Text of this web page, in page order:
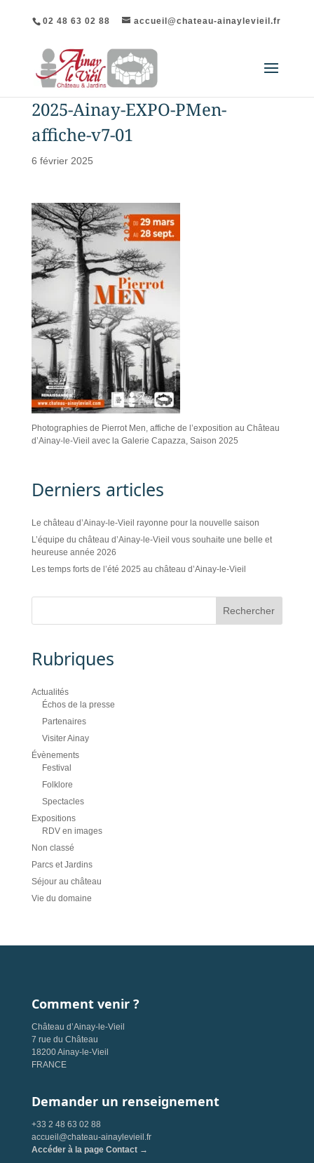
02 48 63 02 88 accueil@chateau-ainaylevieil.fr
2025-Ainay-EXPO-PMen-
affiche-v7-01
6 février 2025
Photographies de Pierrot Men, affiche de l’exposition au Château
d’Ainay-le-Vieil avec la Galerie Capazza, Saison 2025
Derniers articles
Le château d’Ainay-le-Vieil rayonne pour la nouvelle saison
L’équipe du château d’Ainay-le-Vieil vous souhaite une belle et
heureuse année 2026
Les temps forts de l’été 2025 au château d’Ainay-le-Vieil
Rubriques
Actualités
Échos de la presse
Partenaires
Visiter Ainay
Évènements
Festival
Folklore
Spectacles
Expositions
RDV en images
Non classé
Parcs et Jardins
Séjour au château
Vie du domaine
Comment venir ?
Château d’Ainay-le-Vieil
7 rue du Château
18200 Ainay-le-Vieil
FRANCE
Demander un renseignement
+33 2 48 63 02 88
accueil@chateau-ainaylevieil.fr
Accéder à la page Contact →